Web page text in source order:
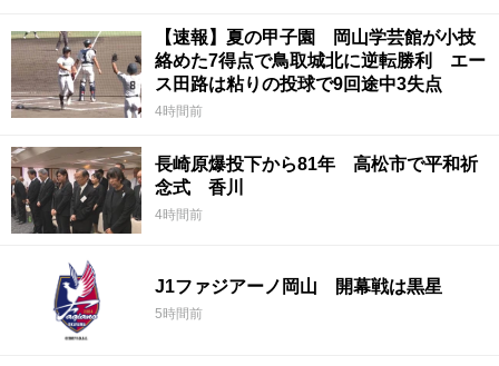
【速報】夏の甲子園 岡山学芸館が小技
絡めた7得点で鳥取城北に逆転勝利 エー
ス田路は粘りの投球で9回途中3失点
4時間前
長崎原爆投下から81年 高松市で平和祈
念式 香川
4時間前
J1ファジアーノ岡山 開幕戦は黒星
5時間前